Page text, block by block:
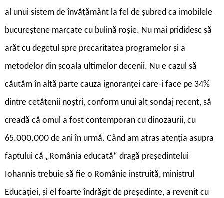
al unui sistem de învățământ la fel de șubred ca imobilele
bucureștene marcate cu bulină roșie. Nu mai prididesc să
arăt cu degetul spre precaritatea programelor și a
metodelor din școala ultimelor decenii. Nu e cazul să
căutăm în altă parte cauza ignoranței care-i face pe 34%
dintre cetățenii noștri, conform unui alt sondaj recent, să
creadă că omul a fost contemporan cu dinozaurii, cu
65.000.000 de ani în urmă. Când am atras atenția asupra
faptului că „România educată“ dragă președintelui
Iohannis trebuie să fie o Românie instruită, ministrul
Educației, și el foarte îndrăgit de președinte, a revenit cu